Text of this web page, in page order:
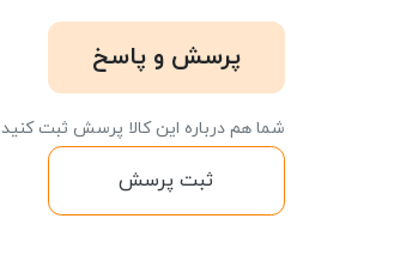
پرسش و پاسخ
شما هم درباره این کالا پرسش ثبت کنید
ثبت پرسش